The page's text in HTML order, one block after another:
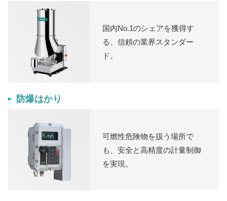
国内No.1のシェアを獲得す
る、信頼の業界スタンダー
ド。
防爆はかり
可燃性危険物を扱う場所で
も、安全と高精度の計量制御
を実現。